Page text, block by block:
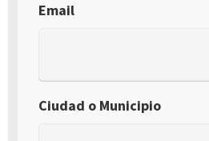
Email
Ciudad o Municipio